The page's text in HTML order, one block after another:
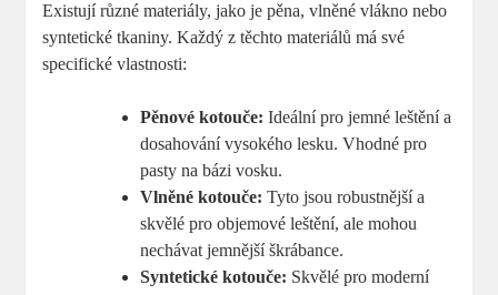
Existují různé materiály, jako je pěna, vlněné vlákno nebo
syntetické tkaniny. Každý z těchto materiálů má své
specifické vlastnosti:
Pěnové kotouče: Ideální pro jemné leštění a
dosahování vysokého lesku. Vhodné pro
pasty na bázi vosku.
Vlněné kotouče: Tyto jsou robustnější a
skvělé pro objemové leštění, ale mohou
nechávat jemnější škrábance.
Syntetické kotouče: Skvělé pro moderní